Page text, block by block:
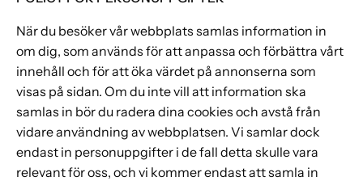
När du besöker vår webbplats samlas information in
om dig, som används för att anpassa och förbättra vårt
innehåll och för att öka värdet på annonserna som
visas på sidan. Om du inte vill att information ska
samlas in bör du radera dina cookies och avstå från
vidare användning av webbplatsen. Vi samlar dock
endast in personuppgifter i de fall detta skulle vara
relevant för oss, och vi kommer endast att samla in